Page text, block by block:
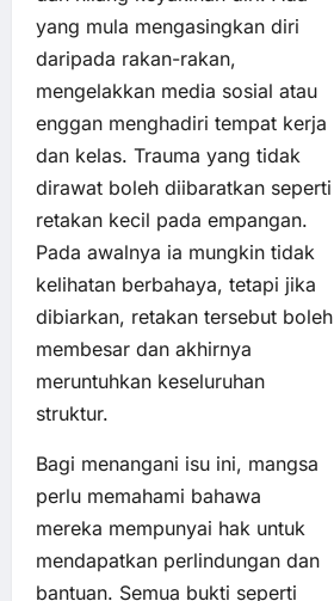
yang mula mengasingkan diri
daripada rakan-rakan,
mengelakkan media sosial atau
enggan menghadiri tempat kerja
dan kelas. Trauma yang tidak
dirawat boleh diibaratkan seperti
retakan kecil pada empangan.
Pada awalnya ia mungkin tidak
kelihatan berbahaya, tetapi jika
dibiarkan, retakan tersebut boleh
membesar dan akhirnya
meruntuhkan keseluruhan
struktur.
Bagi menangani isu ini, mangsa
perlu memahami bahawa
mereka mempunyai hak untuk
mendapatkan perlindungan dan
bantuan. Semua bukti seperti